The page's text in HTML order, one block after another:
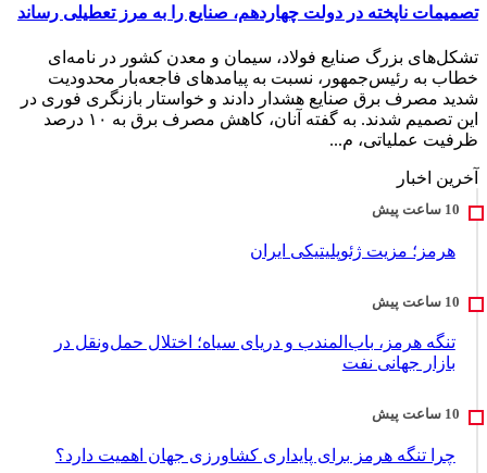
تصمیمات ناپخته در دولت چهاردهم، صنایع را به مرز تعطیلی رساند
تشکل‌های بزرگ صنایع فولاد، سیمان و معدن کشور در نامه‌ای
خطاب به رئیس‌جمهور، نسبت به پیامدهای فاجعه‌بار محدودیت
شدید مصرف برق صنایع هشدار دادند و خواستار بازنگری فوری در
این تصمیم شدند. به گفته آنان، کاهش مصرف برق به ۱۰ درصد
ظرفیت عملیاتی، م...
آخرین اخبار
هرمز؛ مزیت ژئوپلیتیکی ایران
تنگه هرمز، باب‌المندب و دریای سیاه؛ اختلال حمل‌ونقل در
بازار جهانی نفت
چرا تنگه هرمز برای پایداری کشاورزی جهان اهمیت دارد؟